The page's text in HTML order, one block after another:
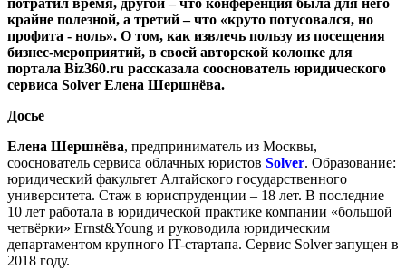
потратил время, другой – что конференция была для него
крайне полезной, а третий – что «круто потусовался, но
профита - ноль». О том, как извлечь пользу из посещения
бизнес-мероприятий, в своей авторской колонке для
портала Biz360.ru рассказала сооснователь юридического
сервиса Solver Елена Шершнёва.
Досье
Елена Шершнёва, предприниматель из Москвы,
сооснователь сервиса облачных юристов Solver. Образование:
юридический факультет Алтайского государственного
университета. Стаж в юриспруденции – 18 лет. В последние
10 лет работала в юридической практике компании «большой
четвёрки» Ernst&Young и руководила юридическим
департаментом крупного IT-стартапа. Сервис Solver запущен в
2018 году.